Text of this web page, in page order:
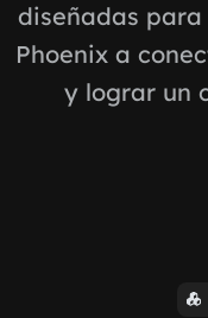
diseñadas
Phoenix a
y lograr un